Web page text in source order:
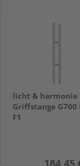
licht & harmonie
Griffstange G700
F1
184,45